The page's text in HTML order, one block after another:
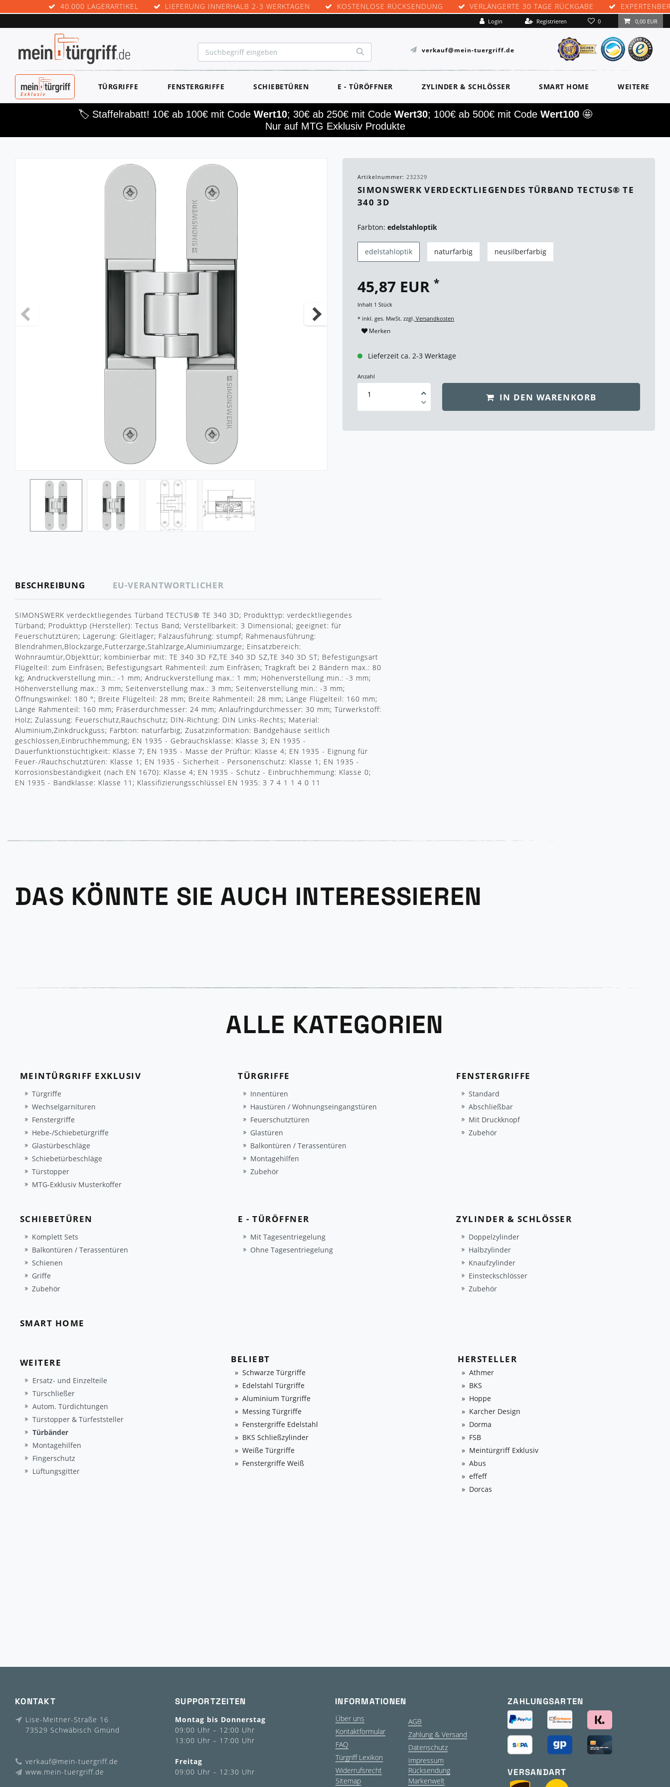
40.000 LAGERARTIKEL LIEFERUNG INNERHALB 2-3 WERKTAGEN KOSTENLOSE RÜCKSENDUNG VERLÄNGERTE 30 TAGE RÜCKGABE
Login Registrieren 0 0,00 EUR
verkauf@mein-tuergriff.de
MEINTÜRGRIF
F EXKLUSIV
TÜRGRIFFE FENSTERGRIFFE SCHIEBETÜREN E - TÜRÖFFNER ZYLINDER & SCHLÖSSER SMART HOME WEITERE
🏷️ Staffelrabatt! 10€ ab 100€ mit Code Wert10; 30€ ab 250€ mit Code Wert30; 100€ ab 500€ mit Code Wert100🤩
Nur auf MTG Exklusiv Produkte
Artikelnummer: 232329
SIMONSWERK VERDECKTLIEGENDES TÜRBAND TECTUS® TE
340 3D
Farbton: edelstahloptik
edelstahloptik naturfarbig neusilberfarbig
45,87 EUR *
Inhalt 1 Stück
* inkl. ges. MwSt. zzgl. Versandkosten
Merken
Lieferzeit ca. 2-3 Werktage
Anzahl
IN DEN WARENKORB
BESCHREIBUNG EU-VERANTWORTLICHER
SIMONSWERK verdecktliegendes Türband TECTUS® TE 340 3D; Produkttyp: verdecktliegendes
Türband; Produkttyp (Hersteller): Tectus Band; Verstellbarkeit: 3 Dimensional; geeignet: für
Feuerschutztüren; Lagerung: Gleitlager; Falzausführung: stumpf; Rahmenausführung:
Blendrahmen,Blockzarge,Futterzarge,Stahlzarge,Aluminiumzarge; Einsatzbereich:
Wohnraumtür,Objekttür; kombinierbar mit: TE 340 3D FZ,TE 340 3D SZ,TE 340 3D ST; Befestigungsart
Flügelteil: zum Einfräsen; Befestigungsart Rahmenteil: zum Einfräsen; Tragkraft bei 2 Bändern max.: 80
kg; Andruckverstellung min.: -1 mm; Andruckverstellung max.: 1 mm; Höhenverstellung min.: -3 mm;
Höhenverstellung max.: 3 mm; Seitenverstellung max.: 3 mm; Seitenverstellung min.: -3 mm;
Öffnungswinkel: 180 °; Breite Flügelteil: 28 mm; Breite Rahmenteil: 28 mm; Länge Flügelteil: 160 mm;
Länge Rahmenteil: 160 mm; Fräserdurchmesser: 24 mm; Anlaufringdurchmesser: 30 mm; Türwerkstoff:
Holz; Zulassung: Feuerschutz,Rauchschutz; DIN-Richtung: DIN Links-Rechts; Material:
Aluminium,Zinkdruckguss; Farbton: naturfarbig; Zusatzinformation: Bandgehäuse seitlich
geschlossen,Einbruchhemmung; EN 1935 - Gebrauchsklasse: Klasse 3; EN 1935 -
Dauerfunktionstüchtigkeit: Klasse 7; EN 1935 - Masse der Prüftür: Klasse 4; EN 1935 - Eignung für
Feuer-/Rauchschutztüren: Klasse 1; EN 1935 - Sicherheit - Personenschutz: Klasse 1; EN 1935 -
Korrosionsbeständigkeit (nach EN 1670): Klasse 4; EN 1935 - Schutz - Einbruchhemmung: Klasse 0;
EN 1935 - Bandklasse: Klasse 11; Klassifizierungsschlüssel EN 1935: 3 7 4 1 1 4 0 11
DAS KÖNNTE SIE AUCH INTERESSIEREN
ALLE KATEGORIEN
MEINTÜRGRIFF EXKLUSIV
Türgriffe
Wechselgarnituren
Fenstergriffe
Hebe-/Schiebetürgriffe
Glastürbeschläge
Schiebetürbeschläge
Türstopper
MTG-Exklusiv Musterkoffer
TÜRGRIFFE
Innentüren
Haustüren / Wohnungseingangstüren
Feuerschutztüren
Glastüren
Balkontüren / Terassentüren
Montagehilfen
Zubehör
FENSTERGRIFFE
Standard
Abschließbar
Mit Druckknopf
Zubehör
SCHIEBETÜREN
Komplett Sets
Balkontüren / Terassentüren
Schienen
Griffe
Zubehör
E - TÜRÖFFNER
Mit Tagesentriegelung
Ohne Tagesentriegelung
ZYLINDER & SCHLÖSSER
Doppelzylinder
Halbzylinder
Knaufzylinder
Einsteckschlösser
Zubehör
SMART HOME
WEITERE
Ersatz- und Einzelteile
Türschließer
Autom. Türdichtungen
Türstopper & Türfeststeller
Türbänder
Montagehilfen
Fingerschutz
Lüftungsgitter
BELIEBT
Schwarze Türgriffe
Edelstahl Türgriffe
Aluminium Türgriffe
Messing Türgriffe
Fenstergriffe Edelstahl
BKS Schließzylinder
Weiße Türgriffe
Fenstergriffe Weiß
HERSTELLER
Athmer
BKS
Hoppe
Karcher Design
Dorma
FSB
Meintürgriff Exklusiv
Abus
effeff
Dorcas
KONTAKT
Lise-Meitner-Straße 16
73529 Schwäbisch Gmünd
verkauf@mein-tuergriff.de
www.mein-tuergriff.de
SUPPORTZEITEN
Montag bis Donnerstag
09:00 Uhr – 12:00 Uhr
13:00 Uhr – 17:00 Uhr
Freitag
09:00 Uhr – 12:30 Uhr
INFORMATIONEN
Über uns
Kontaktformular
FAQ
Türgriff Lexikon
Widerrufsrecht
Sitemap
AGB
Zahlung & Versand
Datenschutz
Impressum
Rücksendung
Markenwelt
ZAHLUNGSARTEN
VERSANDART